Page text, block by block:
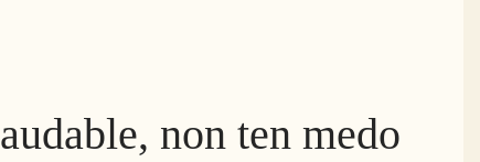
non ten medo